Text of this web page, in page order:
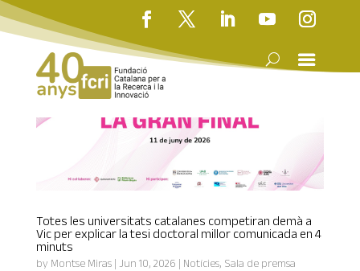
Totes les universitats catalanes competiran demà a
Vic per explicar la tesi doctoral millor comunicada en 4
minuts
by Montse Miras| Jun 10, 2026 | Notícies, Sala de premsa